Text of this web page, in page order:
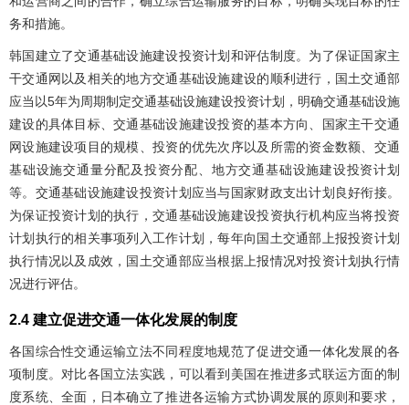
务和措施。
韩国建立了交通基础设施建设投资计划和评估制度。为了保证国家主
干交通网以及相关的地方交通基础设施建设的顺利进行，国土交通部
应当以5年为周期制定交通基础设施建设投资计划，明确交通基础设施
建设的具体目标、交通基础设施建设投资的基本方向、国家主干交通
网设施建设项目的规模、投资的优先次序以及所需的资金数额、交通
基础设施交通量分配及投资分配、地方交通基础设施建设投资计划
等。交通基础设施建设投资计划应当与国家财政支出计划良好衔接。
为保证投资计划的执行，交通基础设施建设投资执行机构应当将投资
计划执行的相关事项列入工作计划，每年向国土交通部上报投资计划
执行情况以及成效，国土交通部应当根据上报情况对投资计划执行情
况进行评估。
2.4 建立促进交通一体化发展的制度
各国综合性交通运输立法不同程度地规范了促进交通一体化发展的各
项制度。对比各国立法实践，可以看到美国在推进多式联运方面的制
度系统、全面，日本确立了推进各运输方式协调发展的原则和要求，